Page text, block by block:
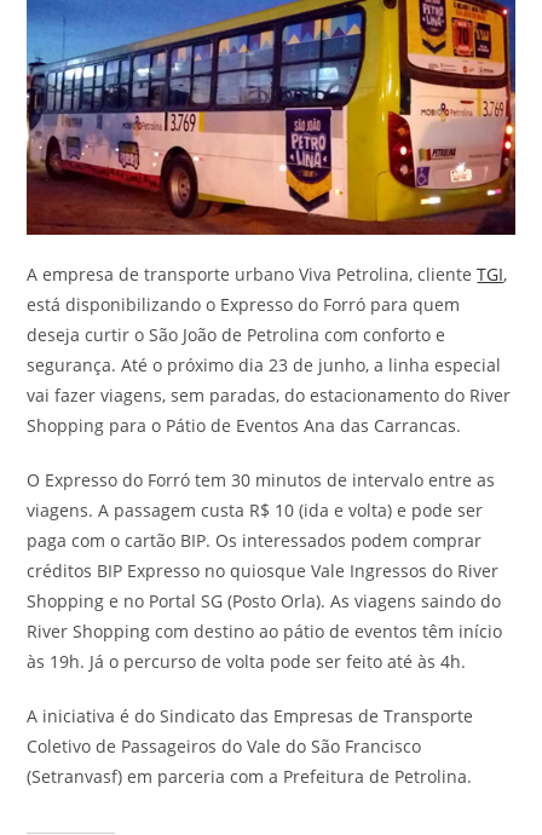
A empresa de transporte urbano Viva Petrolina, clienteTGI,
está disponibilizando o Expresso do Forró para quem
deseja curtir o São João de Petrolina com conforto e
segurança. Até o próximo dia 23 de junho, a linha especial
vai fazer viagens, sem paradas, do estacionamento do River
Shopping para o Pátio de Eventos Ana das Carrancas.
O Expresso do Forró tem 30 minutos de intervalo entre as
viagens. A passagem custa R$ 10 (ida e volta) e pode ser
paga com o cartão BIP. Os interessados podem comprar
créditos BIP Expresso no quiosque Vale Ingressos do River
Shopping e no Portal SG (Posto Orla). As viagens saindo do
River Shopping com destino ao pátio de eventos têm início
às 19h. Já o percurso de volta pode ser feito até às 4h.
A iniciativa é do Sindicato das Empresas de Transporte
Coletivo de Passageiros do Vale do São Francisco
(Setranvasf) em parceria com a Prefeitura de Petrolina.